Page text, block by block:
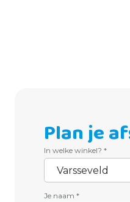
Plan je
In welke winkel? *
Je naam *